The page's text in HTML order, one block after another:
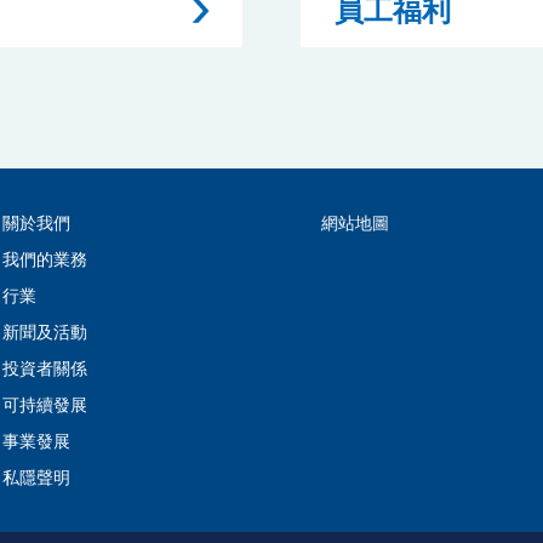
員工福利
關於我們
我們的業務
行業
新聞及活動
投資者關係
可持續發展
事業發展
私隱聲明
網站地圖